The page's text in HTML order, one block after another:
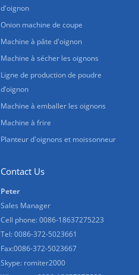
d'oignon
Onion machine de coupe
Machine à pâte d'oignon
Machine à sécher les oignons
Ligne de production de poudre
d’oignon
Machine à emballer les oignons
Machine à frire
Planteur d'oignons et moissonneur
Contact Us
Peter
Sales Manager
Cell phone: 0086-18637275223
Tel: 0086-372-5023661
Fax:0086-372-5023667
Skype: romiter2000